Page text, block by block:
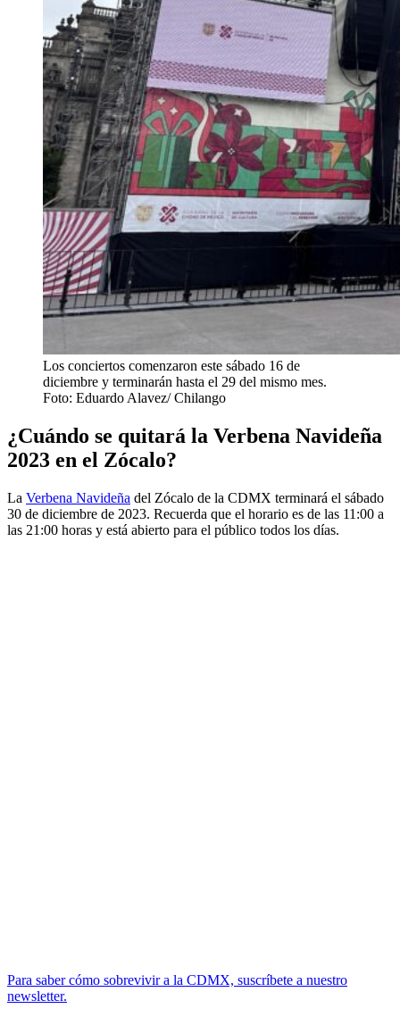
Los conciertos comenzaron este sábado 16 de
diciembre y terminarán hasta el 29 del mismo mes.
Foto: Eduardo Alavez/ Chilango
¿Cuándo se quitará la Verbena Navideña
2023 en el Zócalo?
La Verbena Navideña del Zócalo de la CDMX terminará el sábado
30 de diciembre de 2023. Recuerda que el horario es de las 11:00 a
las 21:00 horas y está abierto para el público todos los días.
Para saber cómo sobrevivir a la CDMX, suscríbete a nuestro
newsletter.